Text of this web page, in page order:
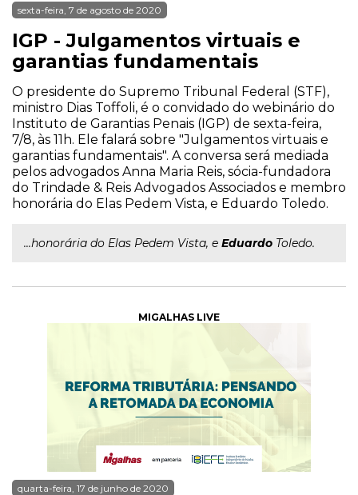
sexta-feira, 7 de agosto de 2020
IGP - Julgamentos virtuais e
garantias fundamentais
O presidente do Supremo Tribunal Federal (STF),
ministro Dias Toffoli, é o convidado do webinário do
Instituto de Garantias Penais (IGP) de sexta-feira,
7/8, às 11h. Ele falará sobre "Julgamentos virtuais e
garantias fundamentais". A conversa será mediada
pelos advogados Anna Maria Reis, sócia-fundadora
do Trindade & Reis Advogados Associados e membro
honorária do Elas Pedem Vista, e Eduardo Toledo.
...honorária do Elas Pedem Vista, e Eduardo Toledo.
MIGALHAS LIVE
quarta-feira, 17 de junho de 2020